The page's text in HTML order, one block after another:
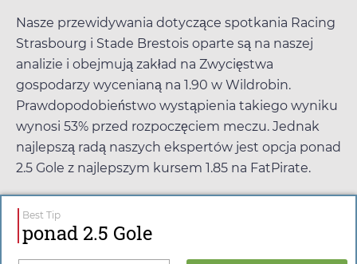
Nasze przewidywania dotyczące spotkania Racing
Strasbourg i Stade Brestois oparte są na naszej
analizie i obejmują zakład na Zwycięstwa
gospodarzy wycenianą na 1.90 w Wildrobin.
Prawdopodobieństwo wystąpienia takiego wyniku
wynosi 53% przed rozpoczęciem meczu. Jednak
najlepszą radą naszych ekspertów jest opcja ponad
2.5 Gole z najlepszym kursem 1.85 na FatPirate.
Best Tip
ponad 2.5 Gole